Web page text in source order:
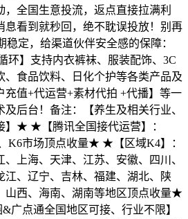
全国生意投流，返点直接拉满利
息看到就秒回，绝不耽误投放！​ 别再
稳定，给渠道伙伴安全感的保障：
环】支持内衣裤袜、服装配饰、3C
、食品饮料、日化个护等各类产品及
充值+代运营+素材代拍 +代播】等一
后台！备注：【养生及相关行业、
】★ ★【腾讯全国接代运营】：
K6市场顶点收量★ ★【区域K4】：
上海、天津、江苏、安徽、四川、
江、辽宁、吉林、福建、湖北、陕
山西、海南、湖南等地区顶点收量★
广点通全国地区可接、行业不限】